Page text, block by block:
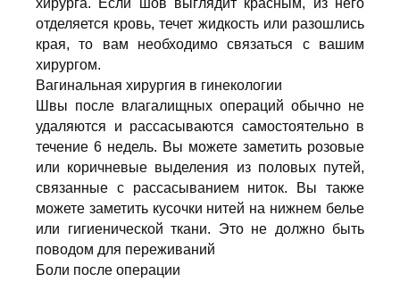
хирурга. Если шов выглядит красным, из него
отделяется кровь, течет жидкость или разошлись
края, то вам необходимо связаться с вашим
хирургом.
Вагинальная хирургия в гинекологии
Швы после влагалищных операций обычно не
удаляются и рассасываются самостоятельно в
течение 6 недель. Вы можете заметить розовые
или коричневые выделения из половых путей,
связанные с рассасыванием ниток. Вы также
можете заметить кусочки нитей на нижнем белье
или гигиенической ткани. Это не должно быть
поводом для переживаний
Боли после операции